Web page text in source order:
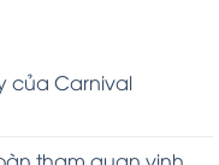
của Carnival